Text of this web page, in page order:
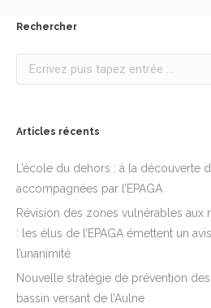
Rechercher
Recherche
:
Articles récents
L’école du dehors : à la découverte
accompagnées par l’EPAGA
Révision des zones vulnérables aux
: les élus de l’EPAGA émettent un
l’unanimité
Nouvelle stratégie de prévention
bassin versant de l’Aulne